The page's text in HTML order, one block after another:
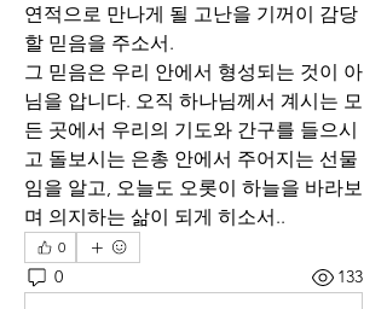
연적으로 만나게 될 고난을 기꺼이 감당
할 믿음을 주소서.
그 믿음은 우리 안에서 형성되는 것이 아
님을 압니다. 오직 하나님께서 계시는 모
든 곳에서 우리의 기도와 간구를 들으시
고 돌보시는 은총 안에서 주어지는 선물
임을 알고, 오늘도 오롯이 하늘을 바라보
며 의지하는 삶이 되게 히소서..
0
0 133